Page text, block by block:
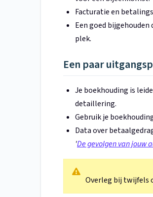
Facturatie en
Een goed
plek.
Een paar
Je boekhouding is
detaillering.
Gebruik je
Data over
'De gevolgen van jouw
Overleg bij twijfels